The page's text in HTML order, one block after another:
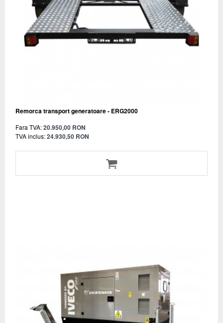
Remorca transport generatoare - ERG2000
Fara TVA:20.950,00 RON
TVA inclus:24.930,50 RON